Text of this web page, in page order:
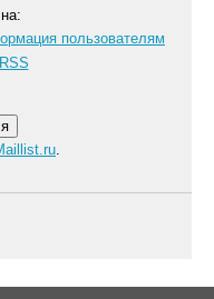
пользователям
.